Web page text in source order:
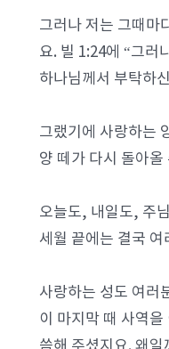
그러나 저는 그때마
요. 빌 1:24에 “그러
하나님께서 부탁하
그랬기에 사랑하는
양 떼가 다시 돌아
오늘도, 내일도, 주
세월 끝에는 결국
사랑하는 성도 여러
이 마지막 때 사역